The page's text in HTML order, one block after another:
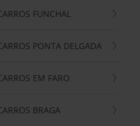
FUNCHAL
PONTA DELGADA
EM FARO
BRAGA